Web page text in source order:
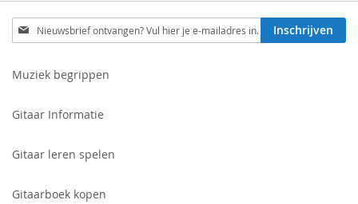
Schrijf
je
voor
Inschrijven
Muziek begrippen
Gitaar Informatie
Gitaar leren spelen
Gitaarboek kopen